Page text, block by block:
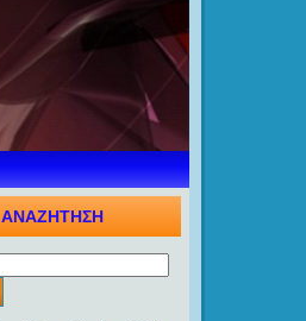
ΑΝΑΖΗΤΗΣΗ